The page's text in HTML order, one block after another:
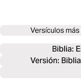
Versículos más
Biblia:
Versión: